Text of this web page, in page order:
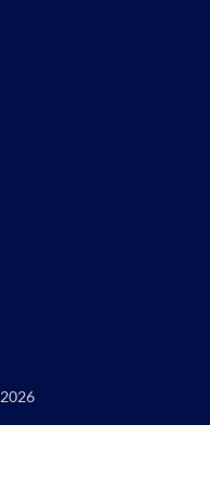
2026